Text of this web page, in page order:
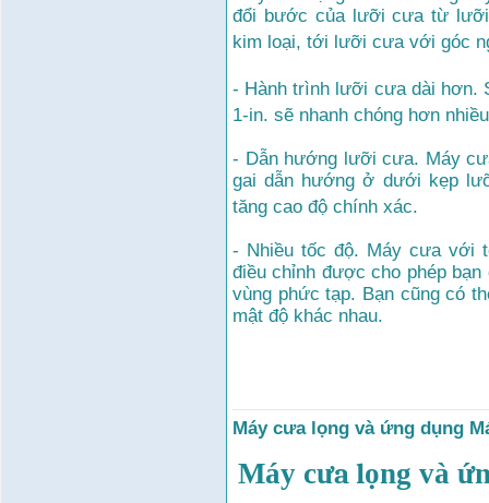
đổi bước của lưỡi cưa từ
kim loại, tới lưỡi cưa với góc
- Hành trình lưỡi cưa dài hơn.
1-in. sẽ nhanh chóng hơn
- Dẫn hướng lưỡi cưa. Máy
gai dẫn hướng ở dưới kẹp
tăng cao độ chính xác.
- Nhiều tốc độ. Máy cưa với
điều chỉnh được cho phép
vùng phức tạp. Bạn cũng có
mật độ khác nhau.
Máy cưa lọng và ứng dụng
Máy cưa lọng và